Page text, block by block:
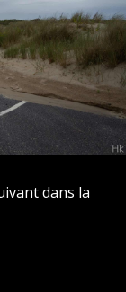
dans la